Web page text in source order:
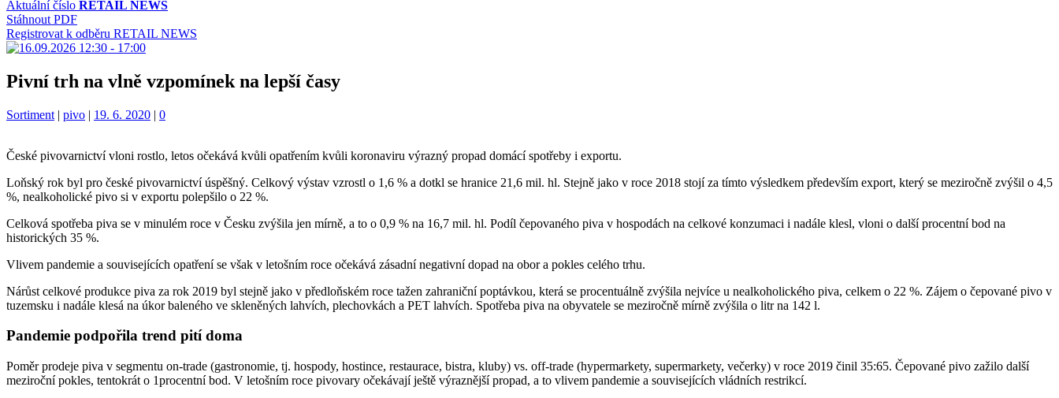
Aktuální číslo RETAIL NEWS
Stáhnout PDF
Registrovat k odběru RETAIL NEWS
Pivní trh na vlně vzpomínek na lepší časy
Kategorie:
Sortiment | Štítky:
pivo | 19. 6. 2020 | 0
České pivovarnictví vloni rostlo, letos očekává kvůli opatřením kvůli koronaviru výrazný propad domácí spotřeby i exportu.
Loňský rok byl pro české pivovarnictví úspěšný. Celkový výstav vzrostl o 1,6 % a dotkl se hranice 21,6 mil. hl. Stejně jako v roce 2018 stojí za tímto výsledkem především export, který se meziročně zvýšil o 4,5
%, nealkoholické pivo si v exportu polepšilo o 22 %.
Celková spotřeba piva se v minulém roce v Česku zvýšila jen mírně, a to o 0,9 % na 16,7 mil. hl. Podíl čepovaného piva v hospodách na celkové konzumaci i nadále klesl, vloni o další procentní bod na
historických 35 %.
Vlivem pandemie a souvisejících opatření se však v letošním roce očekává zásadní negativní dopad na obor a pokles celého trhu.
Nárůst celkové produkce piva za rok 2019 byl stejně jako v předloňském roce tažen zahraniční poptávkou, která se procentuálně zvýšila nejvíce u nealkoholického piva, celkem o 22 %. Zájem o čepované pivo v
tuzemsku i nadále klesá na úkor baleného ve skleněných lahvích, plechovkách a PET lahvích. Spotřeba piva na obyvatele se meziročně mírně zvýšila o litr na 142 l.
Pandemie podpořila trend pití doma
Poměr prodeje piva v segmentu on-trade (gastronomie, tj. hospody, hostince, restaurace, bistra, kluby) vs. off-trade (hypermarkety, supermarkety, večerky) v roce 2019 činil 35:65. Čepované pivo zažilo další
meziroční pokles, tentokrát o 1procentní bod. V letošním roce pivovary očekávají ještě výraznější propad, a to vlivem pandemie a souvisejících vládních restrikcí.